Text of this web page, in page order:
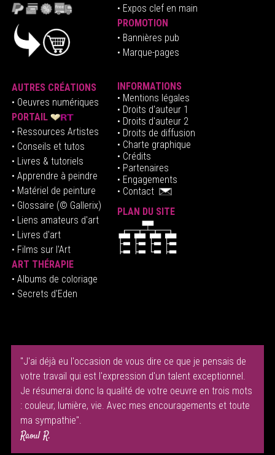
• Expos clef en main
PROMOTION
• Bannières pub
• Marque-pages
AUTRES CRÉATIONS
• Oeuvres numériques
PORTAIL
• Ressources Artistes
• Conseils et tutos
• Livres & tutoriels
• Apprendre à peindre
• Matériel de peinture
• Glossaire (© Gallerix)
• Liens amateurs d'art
• Livres d'art
• Films sur l'Art
ART THÉRAPIE
• Albums de coloriage
• Secrets d'Eden
INFORMATIONS
• Mentions légales
• Droits d'auteur1
• Droits d'auteur 2
• Droits de diffusion
• Charte graphique
• Crédits
• Partenaires
• Engagements
• Contact
PLAN DU SITE
"J'ai déjà eu l'occasion de vous dire ce que je pensais de
votre travail qui est l'expression d'un talent exceptionnel.
Je résumerai donc la qualité de votre oeuvre en trois mots
: couleur, lumière, vie. Avec mes encouragements et toute
ma sympathie".
Raoul R.